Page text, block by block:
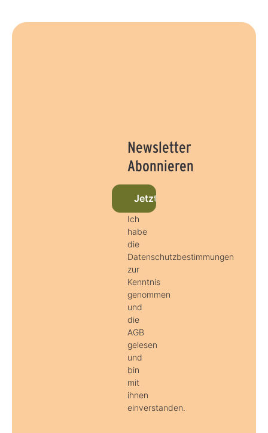
Newsletter
Abonnieren
Jetzt beim Newsletter
Ich
habe
die
Datenschutzbestimmungen
zur
Kenntnis
genommen
und
die
AGB
gelesen
und
bin
mit
ihnen
einverstanden.